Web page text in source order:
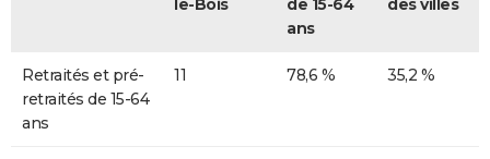
le-Bois
de 15-64
ans
des villes
Retraités et pré-
retraités de 15-64
ans
11 78,6 % 35,2 %